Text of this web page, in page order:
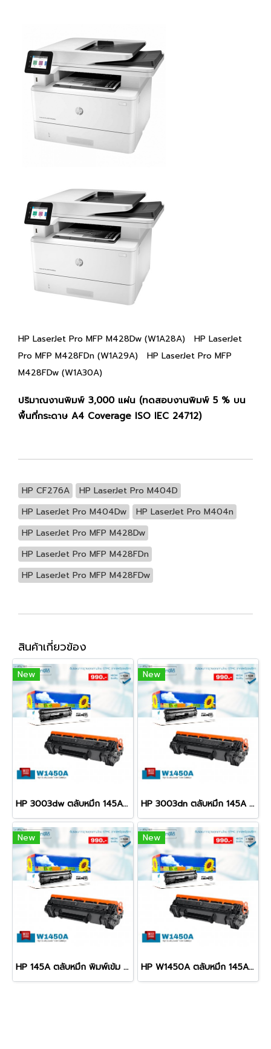
HP LaserJet Pro MFP M428Dw (W1A28A) HP LaserJet
Pro MFP M428FDn (W1A29A) HP LaserJet Pro MFP
M428FDw (W1A30A)
ปริมาณงานพิมพ์ 3,000 แผ่น (ทดสอบงานพิมพ์ 5 % บน
พื้นที่กระดาษ A4 Coverage ISO IEC 24712)
HP CF276A
HP LaserJet Pro M404D
HP LaserJet Pro M404Dw
HP LaserJet Pro M404n
HP LaserJet Pro MFP M428Dw
HP LaserJet Pro MFP M428FDn
HP LaserJet Pro MFP M428FDw
สินค้าเกี่ยวข้อง
New
HP 3003dw ตลับหมึก 145A พิมพ์เข้ม คมชัด รับประกัน 100%
New
HP 3003dn ตลับหมึก 145A พิมพ์เข้ม คมชัด รับประกัน 100%
New
HP 145A ตลับหมึก พิมพ์เข้ม คมชัด รับประกัน 100%
New
HP W1450A ตลับหมึก 145A พิมพ์เข้ม คมชัด รับประกัน 100%